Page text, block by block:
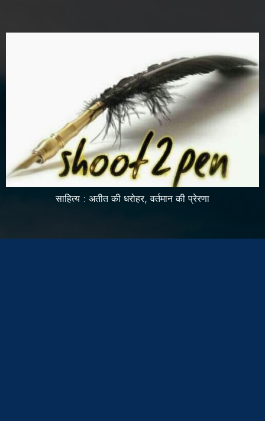
साहित्य : अतीत की धरोहर, वर्तमान की प्रेरणा